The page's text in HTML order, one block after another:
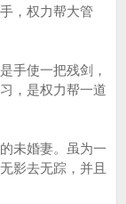
，权力帮大管
使一把残剑，
，是权力帮一道
未婚妻。虽为一
影去无踪，并且